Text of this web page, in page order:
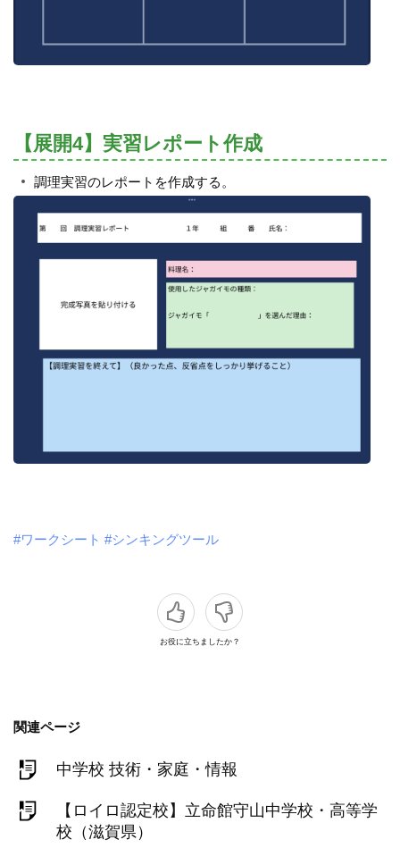
【展開4】実習レポート作成
調理実習のレポートを作成する。
#ワークシート #シンキングツール
お役に立ちましたか？
関連ページ
中学校 技術・家庭・情報
【ロイロ認定校】立命館守山中学校・高等学
校（滋賀県）